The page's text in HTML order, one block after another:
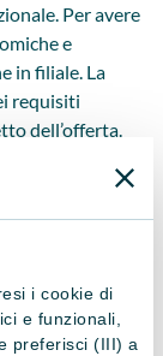
i cookie di
e funzionali,
preferisci (III) a
Per avere
e
in filiale. La
requisiti
dell’offerta.